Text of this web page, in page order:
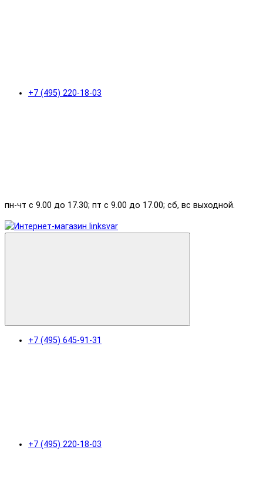
+7 (495) 220-18-03
пн-чт с 9.00 до 17.30; пт с 9.00 до 17.00; сб, вс выходной.
+7 (495) 645-91-31
+7 (495) 220-18-03